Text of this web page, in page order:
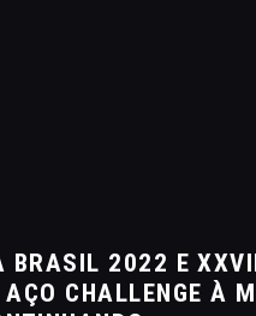
BRASIL 2022 E
CHALLENGE À